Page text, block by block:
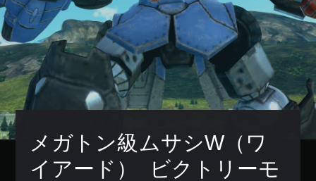
メガトン級ムサシW（ワ
イアード）  ビクトリーモ